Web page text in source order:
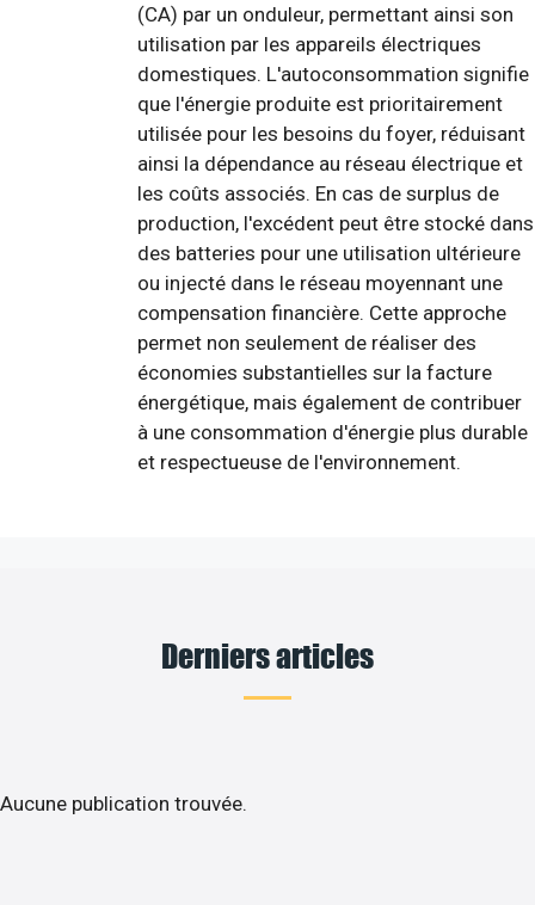
(CA) par un onduleur, permettant ainsi son
utilisation par les appareils électriques
domestiques. L'autoconsommation signifie
que l'énergie produite est prioritairement
utilisée pour les besoins du foyer, réduisant
ainsi la dépendance au réseau électrique et
les coûts associés. En cas de surplus de
production, l'excédent peut être stocké dans
des batteries pour une utilisation ultérieure
ou injecté dans le réseau moyennant une
compensation financière. Cette approche
permet non seulement de réaliser des
économies substantielles sur la facture
énergétique, mais également de contribuer
à une consommation d'énergie plus durable
et respectueuse de l'environnement.
Derniers articles
Aucune publication trouvée.